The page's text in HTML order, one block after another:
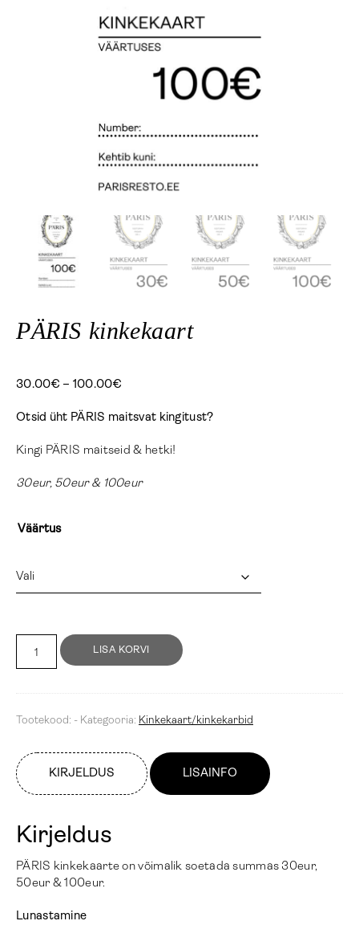
PÄRIS kinkekaart
30.00€ – 100.00€Price
30.00€
100.00€
Otsid üht PÄRIS maitsvat kingitust?
Kingi PÄRIS maitseid & hetki!
30eur, 50eur & 100eur
Väärtus
kinkekaart
LISA KORVI
Tootekood: - Kategooria: Kinkekaart/kinkekarbid
KIRJELDUS LISAINFO
Kirjeldus
PÄRIS kinkekaarte on võimalik soetada summas 30eur,
50eur & 100eur.
Lunastamine